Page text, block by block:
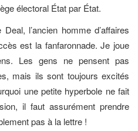
électoral État par État.
l’ancien homme d’affaires
est la fanfaronnade. Je joue
Les gens ne pensent pas
mais ils sont toujours excités
une petite hyperbole ne fait
il faut assurément prendre
pas à la lettre !